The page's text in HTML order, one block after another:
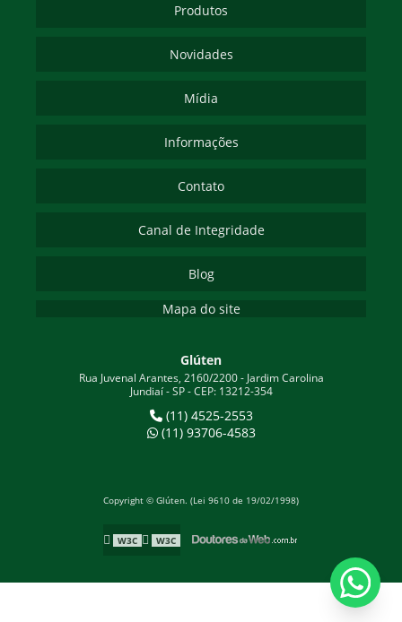
Produtos
Novidades
Mídia
Informações
Contato
Canal de Integridade
Blog
Mapa do site
Glúten
Rua Juvenal Arantes, 2160/2200 - Jardim Carolina
Jundiaí - SP - CEP: 13212-354
(11) 4525-2553
(11) 93706-4583
Copyright © Glúten. (Lei 9610 de 19/02/1998)
W3C W3C